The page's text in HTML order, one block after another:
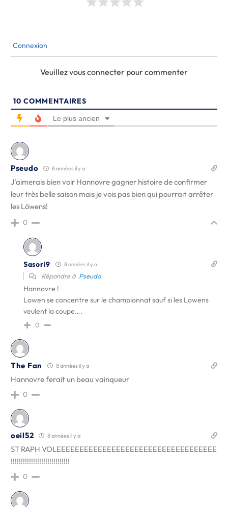
Connexion
Veuillez vous connecter pour commenter
10 COMMENTAIRES
Le plus ancien
Pseudo 8 années il y a
J’aimerais bien voir Hannovre gagner histoire de confirmer
leur très belle saison mais je vois pas bien qui pourrait arrêter
les Löwens!
0
Sasori9 8 années il y a
Répondre à Pseudo
Hannovre !
Lowen se concentre sur le championnat sauf si les Lowens
veulent la coupe….
0
The Fan 8 années il y a
Hannovre ferait un beau vainqueur
0
oeil52 8 années il y a
ST RAPH VOLEEEEEEEEEEEEEEEEEEEEEEEEEEEEEEEEEEE
!!!!!!!!!!!!!!!!!!!!!!!!!!!!!
0